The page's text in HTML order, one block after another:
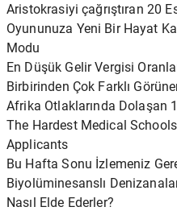
Aristokrasiyi çağrıştıran 20
Oyununuza Yeni Bir Hayat
Modu
En Düşük Gelir Vergisi
Birbirinden Çok Farklı
Afrika Otlaklarında Dolaşan
The Hardest Medical
Applicants
Bu Hafta Sonu İzlemeniz
Biyolüminesanslı
Nasıl Elde Ederler?